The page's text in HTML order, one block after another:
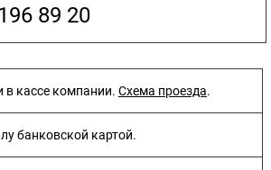
89 20
кассе компании. Схема проезда.
банковской картой.